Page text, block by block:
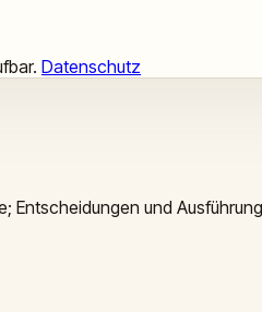
Datenschutz
Entscheidungen und